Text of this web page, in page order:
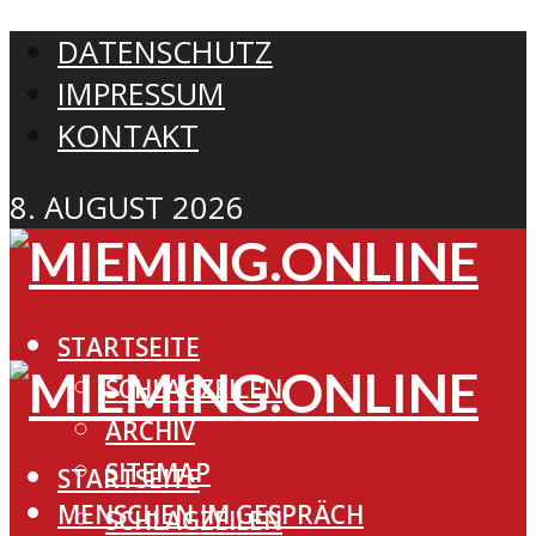
DATENSCHUTZ
IMPRESSUM
KONTAKT
8. AUGUST 2026
STARTSEITE
SCHLAGZEILEN
ARCHIV
SITEMAP
MENSCHEN IM GESPRÄCH
STARTSEITE
SCHLAGZEILEN